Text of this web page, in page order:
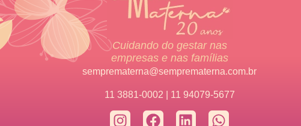
Cuidando do gestar nas
empresas e nas famílias
semprematerna@semprematerna.com.br
11 3881-0002 | 11 94079-5677